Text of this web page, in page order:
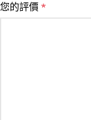
您的評價 *